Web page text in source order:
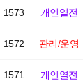
1573 개인열전
1572 관리/운영
1571 개인열전